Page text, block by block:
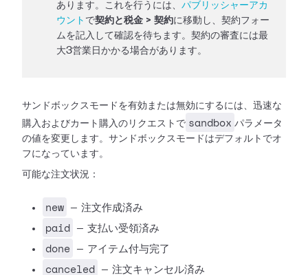
あります。これを行うには、 パブリッシャーアカ
ウント で契約と税金 > 契約に移動し、契約フォー
ムを記入して確認を待ちます。契約の審査には最
大3営業日かかる場合があります。
サンドボックスモードを有効または無効にするには、迅速な
購入およびカート購入のリクエストで sandbox パラメータ
の値を変更します。サンドボックスモードはデフォルトでオ
フになっています。
可能な注文状況：
new — 注文作成済み
paid — 支払い受領済み
done — アイテム付与完了
canceled — 注文キャンセル済み